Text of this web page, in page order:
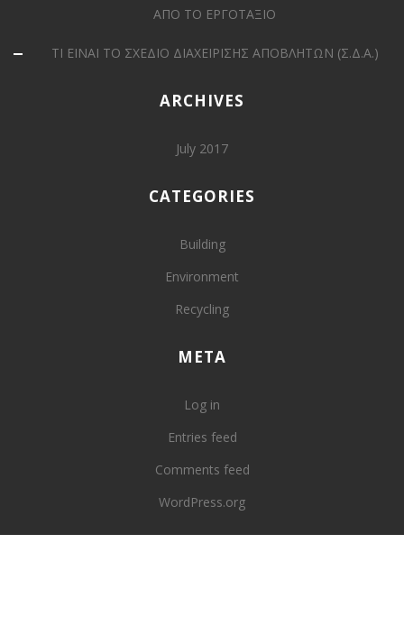
ΑΠΟ ΤΟ ΕΡΓΟΤΑΞΙΟ
ΤΙ ΕΙΝΑΙ ΤΟ ΣΧΕΔΙΟ ΔΙΑΧΕΙΡΙΣΗΣ ΑΠΟΒΛΗΤΩΝ (Σ.Δ.Α.)
ARCHIVES
July 2017
CATEGORIES
Building
Environment
Recycling
META
Log in
Entries feed
Comments feed
WordPress.org